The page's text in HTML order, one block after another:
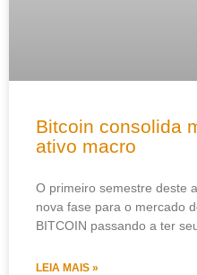
Bitcoin consolida
ativo macro
O primeiro semestre deste
nova fase para o mercado
BITCOIN passando a ter
LEIA MAIS »